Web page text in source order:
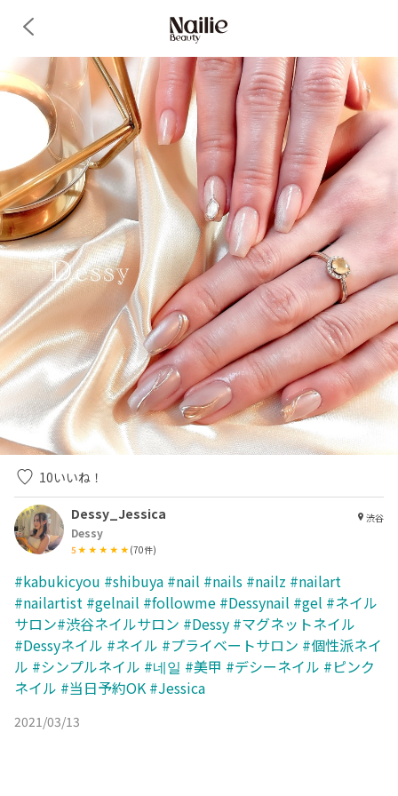
10いいね！
Dessy_Jessica
Dessy
5 (70件)
渋谷
#kabukicyou #shibuya #nail #nails #nailz #nailart
#nailartist #gelnail #followme #Dessynail #gel #ネイル
サロン#渋谷ネイルサロン #Dessy #マグネットネイル
#Dessyネイル #ネイル #プライベートサロン #個性派ネイ
ル #シンプルネイル #네일 #美甲 #デシーネイル #ピンク
ネイル #当日予約OK #Jessica
2021/03/13